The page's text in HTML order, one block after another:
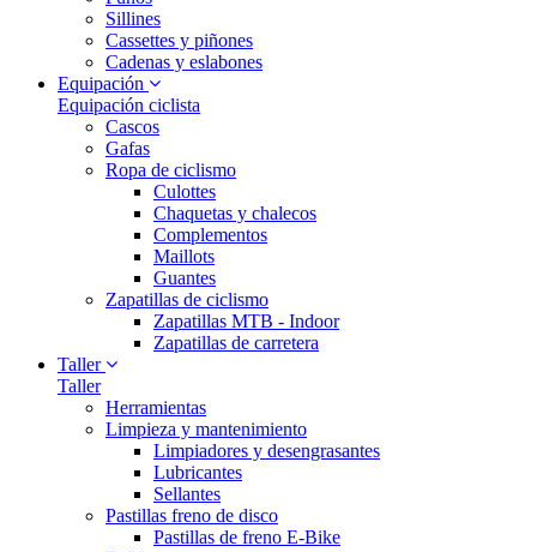
Sillines
Cassettes y piñones
Cadenas y eslabones
Equipación
Equipación ciclista
Cascos
Gafas
Ropa de ciclismo
Culottes
Chaquetas y chalecos
Complementos
Maillots
Guantes
Zapatillas de ciclismo
Zapatillas MTB - Indoor
Zapatillas de carretera
Taller
Taller
Herramientas
Limpieza y mantenimiento
Limpiadores y desengrasantes
Lubricantes
Sellantes
Pastillas freno de disco
Pastillas de freno E-Bike